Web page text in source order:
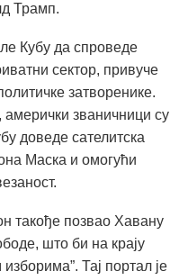
Трамп.
Кубу да спроведе
сектор, привуче
затворенике.
званичници су
доведе сателитска
Маска и омогући
такође позвао Хавану
што би на крају
Тај портал је